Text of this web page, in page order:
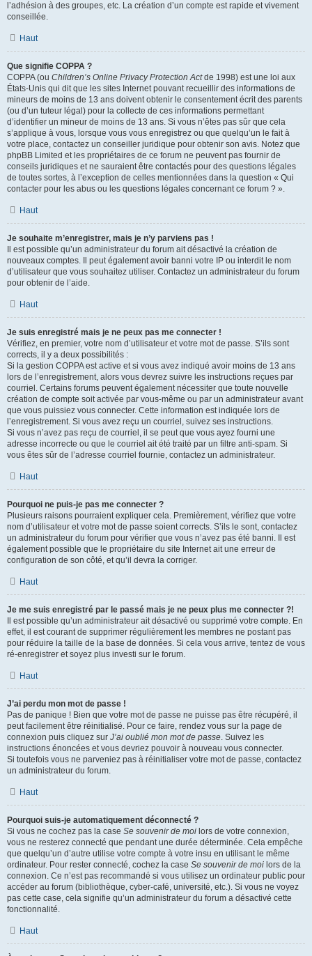
l’adhésion à des groupes, etc. La création d’un compte est rapide et vivement
conseillée.
Haut
Que signifie COPPA ?
COPPA (ou Children’s Online Privacy Protection Actde 1998) est une loi aux
États-Unis qui dit que les sites Internet pouvant recueillir des informations de
mineurs de moins de 13 ans doivent obtenir le consentement écrit des parents
(ou d’un tuteur légal) pour la collecte de ces informations permettant
d’identifier un mineur de moins de 13 ans. Si vous n’êtes pas sûr que cela
s’applique à vous, lorsque vous vous enregistrez ou que quelqu’un le fait à
votre place, contactez un conseiller juridique pour obtenir son avis. Notez que
phpBB Limited et les propriétaires de ce forum ne peuvent pas fournir de
conseils juridiques et ne sauraient être contactés pour des questions légales
de toutes sortes, à l’exception de celles mentionnées dans la question « Qui
contacter pour les abus ou les questions légales concernant ce forum ? ».
Haut
Je souhaite m’enregistrer, mais je n’y parviens pas !
Il est possible qu’un administrateur du forum ait désactivé la création de
nouveaux comptes. Il peut également avoir banni votre IP ou interdit le nom
d’utilisateur que vous souhaitez utiliser. Contactez un administrateur du forum
pour obtenir de l’aide.
Haut
Je suis enregistré mais je ne peux pas me connecter !
Vérifiez, en premier, votre nom d’utilisateur et votre mot de passe. S’ils sont
corrects, il y a deux possibilités :
Si la gestion COPPA est active et si vous avez indiqué avoir moins de 13 ans
lors de l’enregistrement, alors vous devrez suivre les instructions reçues par
courriel. Certains forums peuvent également nécessiter que toute nouvelle
création de compte soit activée par vous-même ou par un administrateur avant
que vous puissiez vous connecter. Cette information est indiquée lors de
l’enregistrement. Si vous avez reçu un courriel, suivez ses instructions.
Si vous n’avez pas reçu de courriel, il se peut que vous ayez fourni une
adresse incorrecte ou que le courriel ait été traité par un filtre anti-spam. Si
vous êtes sûr de l’adresse courriel fournie, contactez un administrateur.
Haut
Pourquoi ne puis-je pas me connecter ?
Plusieurs raisons pourraient expliquer cela. Premièrement, vérifiez que votre
nom d’utilisateur et votre mot de passe soient corrects. S’ils le sont, contactez
un administrateur du forum pour vérifier que vous n’avez pas été banni. Il est
également possible que le propriétaire du site Internet ait une erreur de
configuration de son côté, et qu’il devra la corriger.
Haut
Je me suis enregistré par le passé mais je ne peux plus me connecter ?!
Il est possible qu’un administrateur ait désactivé ou supprimé votre compte. En
effet, il est courant de supprimer régulièrement les membres ne postant pas
pour réduire la taille de la base de données. Si cela vous arrive, tentez de vous
ré-enregistrer et soyez plus investi sur le forum.
Haut
J’ai perdu mon mot de passe !
Pas de panique ! Bien que votre mot de passe ne puisse pas être récupéré, il
peut facilement être réinitialisé. Pour ce faire, rendez vous sur la page de
connexion puis cliquez sur J’ai oublié mon mot de passe. Suivez les
instructions énoncées et vous devriez pouvoir à nouveau vous connecter.
Si toutefois vous ne parveniez pas à réinitialiser votre mot de passe, contactez
un administrateur du forum.
Haut
Pourquoi suis-je automatiquement déconnecté ?
Si vous ne cochez pas la case Se souvenir de moi lors de votre connexion,
vous ne resterez connecté que pendant une durée déterminée. Cela empêche
que quelqu’un d’autre utilise votre compte à votre insu en utilisant le même
ordinateur. Pour rester connecté, cochez la case Se souvenir de moi lors de la
connexion. Ce n’est pas recommandé si vous utilisez un ordinateur public pour
accéder au forum (bibliothèque, cyber-café, université, etc.). Si vous ne voyez
pas cette case, cela signifie qu’un administrateur du forum a désactivé cette
fonctionnalité.
Haut